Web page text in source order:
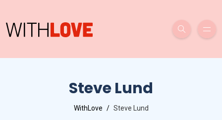
Steve Lund
WithLove Steve Lund